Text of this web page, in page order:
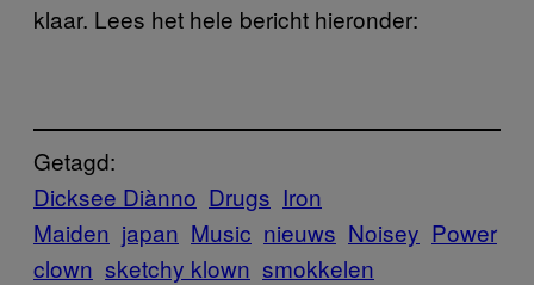
klaar. Lees het hele bericht hieronder:
Getagd:
Dicksee Diànno Drugs Iron
Maiden japan Music nieuws Noisey Power
clown sketchy klown smokkelen